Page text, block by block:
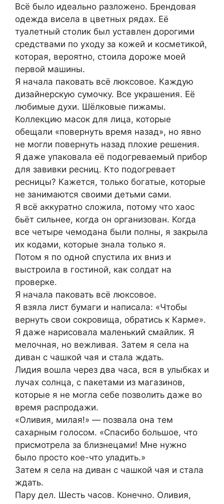
Всё было идеально разложено. Брендовая
одежда висела в цветных рядах. Её
туалетный столик был уставлен дорогими
средствами по уходу за кожей и косметикой,
которая, вероятно, стоила дороже моей
первой машины.
Я начала паковать всё люксовое. Каждую
дизайнерскую сумочку. Все украшения. Её
любимые духи. Шёлковые пижамы.
Коллекцию масок для лица, которые
обещали «повернуть время назад», но явно
не могли повернуть назад плохие решения.
Я даже упаковала её подогреваемый прибор
для завивки ресниц. Кто подогревает
ресницы? Кажется, только богатые, которые
не занимаются своими детьми сами.
Я всё аккуратно сложила, потому что хаос
бьёт сильнее, когда он организован. Когда
все четыре чемодана были полны, я закрыла
их кодами, которые знала только я.
Потом я по одной спустила их вниз и
выстроила в гостиной, как солдат на
проверке.
Я начала паковать всё люксовое.
Я взяла лист бумаги и написала: «Чтобы
вернуть свои сокровища, обратись к Карме».
Я даже нарисовала маленький смайлик. Я
мелочная, но вежливая. Затем я села на
диван с чашкой чая и стала ждать.
Лидия вошла через два часа, вся в улыбках и
лучах солнца, с пакетами из магазинов,
которые я не могла себе позволить даже во
время распродажи.
«Оливия, милая!» — позвала она тем
сахарным голосом. «Спасибо большое, что
присмотрела за близнецами! Мне нужно
было просто кое-что уладить.»
Затем я села на диван с чашкой чая и стала
ждать.
Пару дел. Шесть часов. Конечно. Оливия,